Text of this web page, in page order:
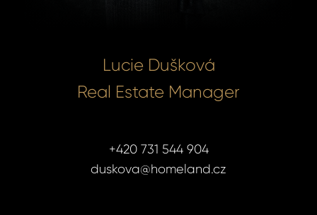
Lucie Dušková
Real Estate Manager
+420 731 544 904
duskova@homeland.cz